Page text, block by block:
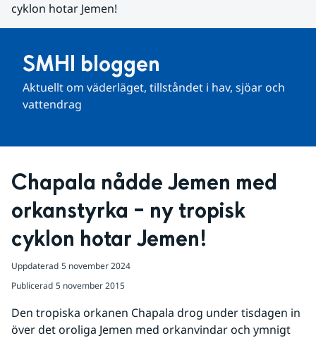
cyklon hotar Jemen!
SMHI bloggen
Aktuellt om väderläget, tillståndet i hav, sjöar och
vattendrag
Chapala nådde Jemen med
orkanstyrka – ny tropisk
cyklon hotar Jemen!
Uppdaterad 5 november 2024
Publicerad 5 november 2015
Den tropiska orkanen Chapala drog under tisdagen in
över det oroliga Jemen med orkanvindar och ymnigt